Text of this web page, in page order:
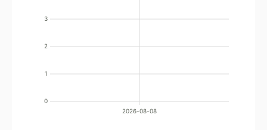
0
1
2
3
2026-08-08